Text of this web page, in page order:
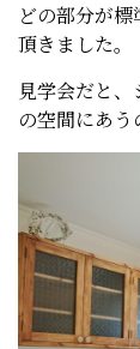
どの部分が
頂きました。
見学会だと
の空間にあう